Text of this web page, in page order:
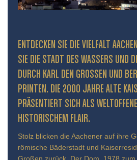
ENTDECKEN SIE DIE VIELFALT
IE DIE STADT DES WASSERS UND
URCH KARL DEN GROSSEN UND
INTEN. DIE 2000 JAHRE ALTE
ÄSENTIERT SICH ALS WELTOFFENE
TORISCHEM FLAIR.
Stolz blicken die Aachener auf ihre
römische Bäderstadt und